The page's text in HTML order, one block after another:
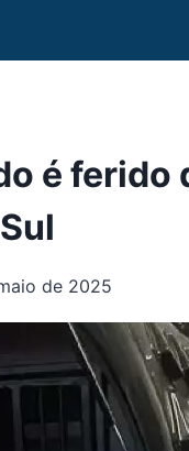
é ferido
de 2025